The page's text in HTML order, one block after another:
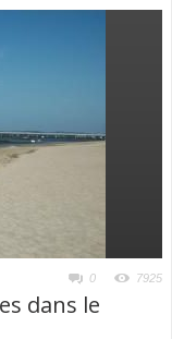
0 7925
dans le